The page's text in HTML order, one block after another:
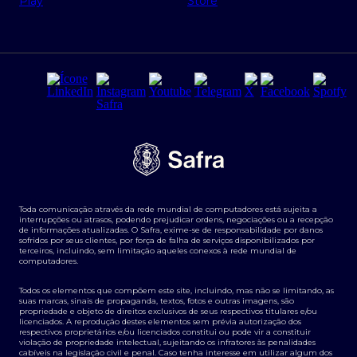
Regras e Parâmetros de Atuação Banco Safra
Segurança da Informação
Tarifas e serviços Pessoa Física
Transparência de remuneração
Termos e Condições para Portabilidade de Investimento
Derivativos
Agronegócios
Toda comunicação através da rede mundial de computadores está sujeita a
interrupções ou atrasos, podendo prejudicar ordens, negociações ou a recepção
de informações atualizadas. O Safra, exime-se de responsabilidade por danos
sofridos por seus clientes, por força de falha de serviços disponibilizados por
terceiros, incluindo, sem limitação aqueles conexos à rede mundial de
computadores.
Todos os elementos que compõem este site, incluindo, mas não se limitando, as
suas marcas, sinais de propaganda, textos, fotos e outras imagens, são
propriedade e objeto de direitos exclusivos de seus respectivos titulares e/ou
licenciados. A reprodução destes elementos sem prévia autorização dos
respectivos proprietários e/ou licenciados constitui ou pode vir a constituir
violação de propriedade intelectual, sujeitando os infratores às penalidades
cabíveis na legislação civil e penal. Caso tenha interesse em utilizar algum dos